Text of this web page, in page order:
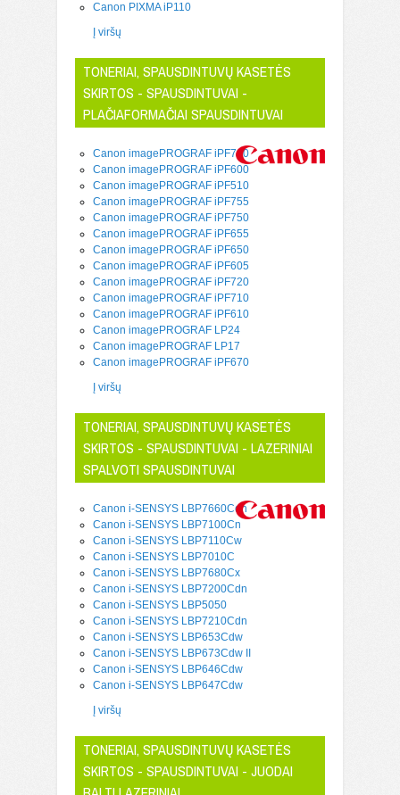
Canon PIXMA iP110
Į viršų
TONERIAI, SPAUSDINTUVŲ KASETĖS
SKIRTOS - SPAUSDINTUVAI -
PLAČIAFORMAČIAI SPAUSDINTUVAI
Canon imagePROGRAF iPF700
Canon imagePROGRAF iPF600
Canon imagePROGRAF iPF510
Canon imagePROGRAF iPF755
Canon imagePROGRAF iPF750
Canon imagePROGRAF iPF655
Canon imagePROGRAF iPF650
Canon imagePROGRAF iPF605
Canon imagePROGRAF iPF720
Canon imagePROGRAF iPF710
Canon imagePROGRAF iPF610
Canon imagePROGRAF LP24
Canon imagePROGRAF LP17
Canon imagePROGRAF iPF670
Į viršų
TONERIAI, SPAUSDINTUVŲ KASETĖS
SKIRTOS - SPAUSDINTUVAI - LAZERINIAI
SPALVOTI SPAUSDINTUVAI
Canon i-SENSYS LBP7660Cdn
Canon i-SENSYS LBP7100Cn
Canon i-SENSYS LBP7110Cw
Canon i-SENSYS LBP7010C
Canon i-SENSYS LBP7680Cx
Canon i-SENSYS LBP7200Cdn
Canon i-SENSYS LBP5050
Canon i-SENSYS LBP7210Cdn
Canon i-SENSYS LBP653Cdw
Canon i-SENSYS LBP673Cdw II
Canon i-SENSYS LBP646Cdw
Canon i-SENSYS LBP647Cdw
Į viršų
TONERIAI, SPAUSDINTUVŲ KASETĖS
SKIRTOS - SPAUSDINTUVAI - JUODAI